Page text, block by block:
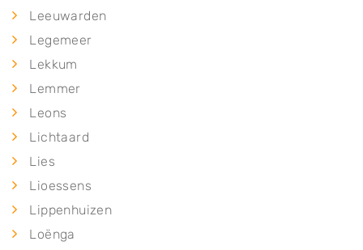
Leeuwarden
Legemeer
Lekkum
Lemmer
Leons
Lichtaard
Lies
Lioessens
Lippenhuizen
Loënga